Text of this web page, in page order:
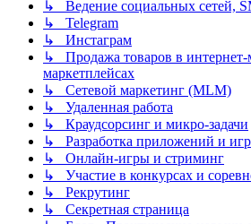
↳ Ведение социальных сетей,
↳ Telegram
↳ Инстаграм
↳ Продажа товаров в интернет-
маркетплейсах
↳ Сетевой маркетинг (MLM)
↳ Удаленная работа
↳ Краудсорсинг и микро-задачи
↳ Разработка приложений и игр
↳ Онлайн-игры и стриминг
↳ Участие в конкурсах и
↳ Рекрутинг
↳ Секретная страница